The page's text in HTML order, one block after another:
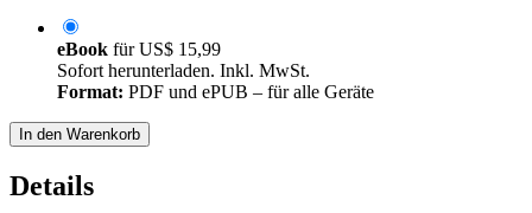
eBook fürUS$ 15,99
Sofort herunterladen. Inkl. MwSt.
Format: PDF und ePUB – für alle Geräte
In den Warenkorb
Details